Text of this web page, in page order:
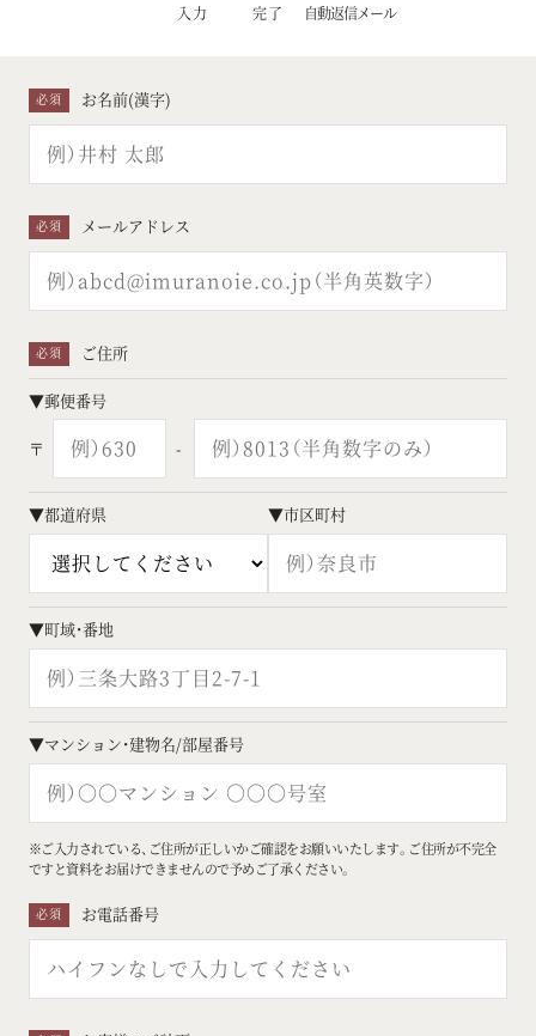
入力 完了 自動返信メール
必須 お名前(漢字)
必須 メールアドレス
必須 ご住所
▼郵便番号
〒 -
▼都道府県 ▼市区町村
▼町域・番地
▼マンション・建物名/部屋番号
※ご入力されている、ご住所が正しいかご確認をお願いいたします。ご住所が不完全
ですと資料をお届けできませんので予めご了承ください。
必須 お電話番号